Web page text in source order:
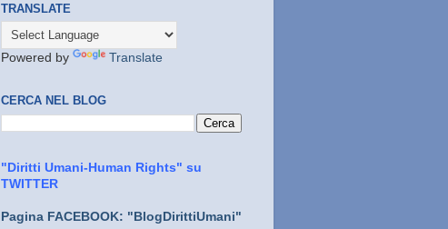
TRANSLATE
Powered by Translate
CERCA NEL BLOG
"Diritti Umani-Human Rights" su
TWITTER
Pagina FACEBOOK: "BlogDirittiUmani"